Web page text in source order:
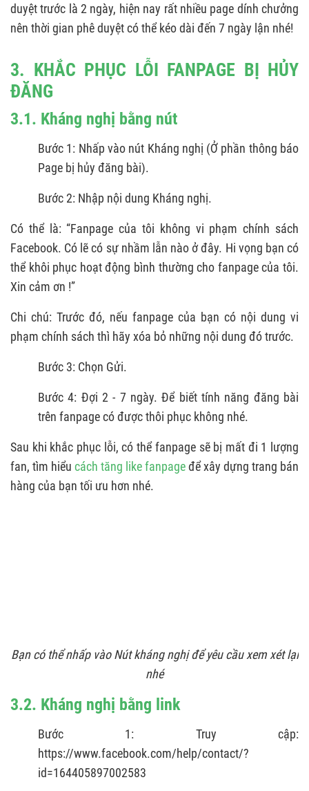
duyệt trước là 2 ngày, hiện nay rất nhiều page dính chưởng
nên thời gian phê duyệt có thể kéo dài đến 7 ngày lận nhé!
3. KHẮC PHỤC LỖI FANPAGE BỊ HỦY
ĐĂNG
3.1. Kháng nghị bằng nút
Bước 1: Nhấp vào nút Kháng nghị (Ở phần thông báo
Page bị hủy đăng bài).
Bước 2: Nhập nội dung Kháng nghị.
Có thể là: “Fanpage của tôi không vi phạm chính sách
Facebook. Có lẽ có sự nhầm lẫn nào ở đây. Hi vọng bạn có
thể khôi phục hoạt động bình thường cho fanpage của tôi.
Xin cảm ơn !”
Chi chú: Trước đó, nếu fanpage của bạn có nội dung vi
phạm chính sách thì hãy xóa bỏ những nội dung đó trước.
Bước 3: Chọn Gửi.
Bước 4: Đợi 2 - 7 ngày. Để biết tính năng đăng bài
trên fanpage có được thôi phục không nhé.
Sau khi khắc phục lỗi, có thể fanpage sẽ bị mất đi 1 lượng
fan, tìm hiểu cách tăng like fanpageđể xây dựng trang bán
hàng của bạn tối ưu hơn nhé.
Bạn có thể nhấp vào Nút kháng nghị để yêu cầu xem xét lại
nhé
3.2. Kháng nghị bằng link
Bước 1: Truy cập:
https://www.facebook.com/help/contact/?
id=164405897002583